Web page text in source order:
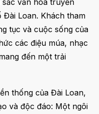
Đài Loan. Khách tham
tục và cuộc sống của
các điệu múa, nhạc
đến một trải
thống của Đài Loan,
và độc đáo: Một ngôi